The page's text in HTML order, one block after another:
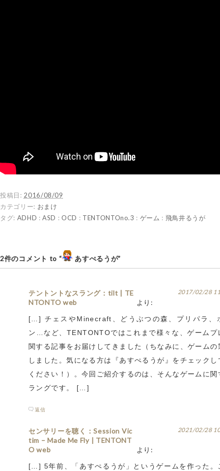
投稿日: 2016/08/09
カテゴリー: おまけ
タグ: ADHD :ASD :OCD : TENTONTOno.3 : ゲーム : 飛鳥井るうが
2件のコメント to “ あすぺるうが”
テントントなスラング：tilt | TE
NTONTO web
より:
2017/02/28
[…] チェスやMinecraft、どうぶつの森、プリパラ、
ン…など、TENTONTOではこれまで様々な、ゲームプ
関する記事をお届けしてきました（ちなみに、ゲームの
しました。気になる方は『あすぺるうが』をチェックし
ください！）。今回ご紹介するのは、そんなゲームに関
ラングです。 […]
返信
センサリーを聴く：Session Vic
tim – Made Me Fly | TENTONT
O web
より:
2021/02/28
[…] 5年前、「あすぺるうが」というゲームを作った。